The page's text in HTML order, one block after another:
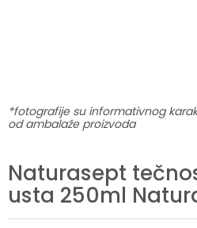
*fotografije su informativnog
od ambalaže proizvoda
Naturasept
usta 250ml